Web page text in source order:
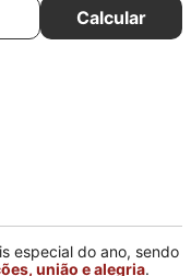
Calcular
especial do ano, sendo
união e alegria.